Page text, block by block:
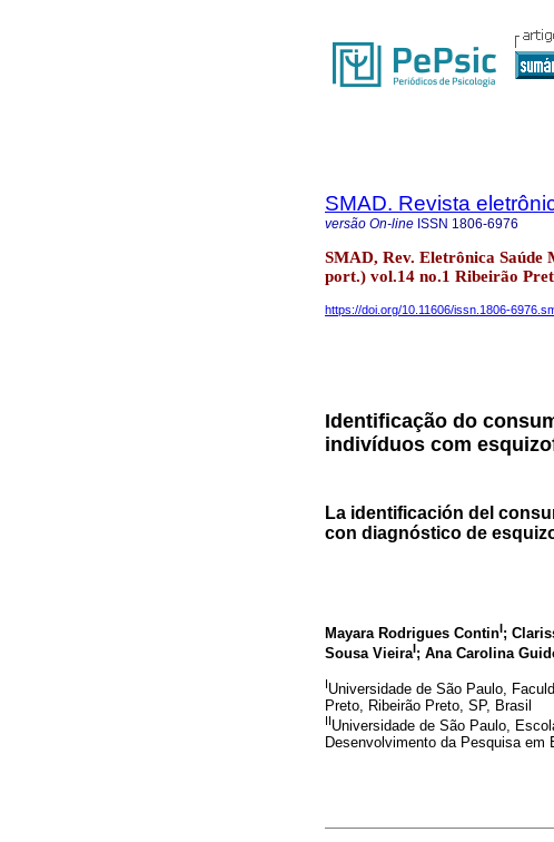
SMAD. Revista
versão On-line ISSN 1806-6976
SMAD, Rev. Eletrônica Saúde
port.) vol.14 no.1 Ribeirão
https://doi.org/10.11606/issn.1806-
Identificação do
indivíduos com
La identificación del
con diagnóstico de
Mayara Rodrigues ContinI;
Sousa VieiraI; Ana Carolina
IUniversidade de São Paulo,
Preto, Ribeirão Preto, SP, Brasil
IIUniversidade de São Paulo,
Desenvolvimento da Pesquisa em